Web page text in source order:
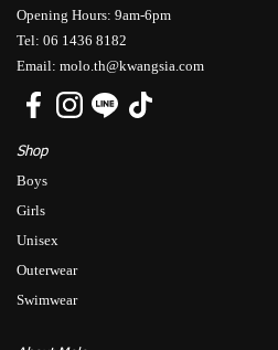
Opening Hours: 9am-6pm
Tel: 06 1436 8182
Email: molo.th@kwangsia.com
Shop
Boys
Girls
Unisex
Outerwear
Swimwear